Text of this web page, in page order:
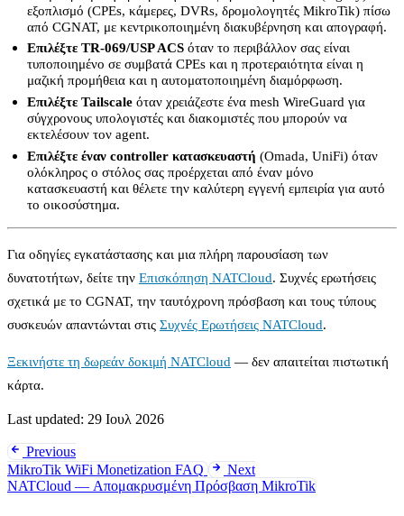
εξοπλισμό (CPEs, κάμερες, DVRs, δρομολογητές MikroTik) πίσω
από CGNAT, με κεντρικοποιημένη διακυβέρνηση και απογραφή.
Επιλέξτε TR-069/USP ACS όταν το περιβάλλον σας είναι
τυποποιημένο σε συμβατά CPEs και η προτεραιότητα είναι η
μαζική προμήθεια και η αυτοματοποιημένη διαμόρφωση.
Επιλέξτε Tailscale όταν χρειάζεστε ένα mesh WireGuard για
σύγχρονους υπολογιστές και διακομιστές που μπορούν να
εκτελέσουν τον agent.
Επιλέξτε έναν controller κατασκευαστή (Omada, UniFi) όταν
ολόκληρος ο στόλος σας προέρχεται από έναν μόνο
κατασκευαστή και θέλετε την καλύτερη εγγενή εμπειρία για αυτό
το οικοσύστημα.
Για οδηγίες εγκατάστασης και μια πλήρη παρουσίαση των
δυνατοτήτων, δείτε την Επισκόπηση NATCloud. Συχνές ερωτήσεις
σχετικά με το CGNAT, την ταυτόχρονη πρόσβαση και τους τύπους
συσκευών απαντώνται στις Συχνές Ερωτήσεις NATCloud.
Ξεκινήστε τη δωρεάν δοκιμή NATCloud — δεν απαιτείται πιστωτική
κάρτα.
Last updated: 29 Ιουλ 2026
Previous
MikroTik WiFi Monetization FAQ
Next
NATCloud — Απομακρυσμένη Πρόσβαση MikroTik